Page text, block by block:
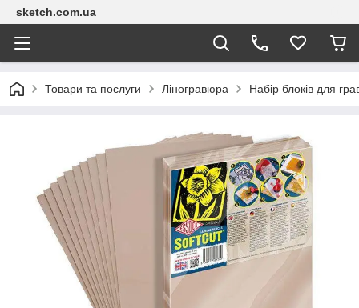
sketch.com.ua
Товари та послуги Ліногравюра Набір блоків для